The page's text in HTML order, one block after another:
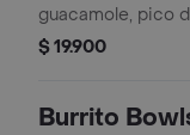
guacamole, pico
negros, arroz
$ 19.900
Burrito